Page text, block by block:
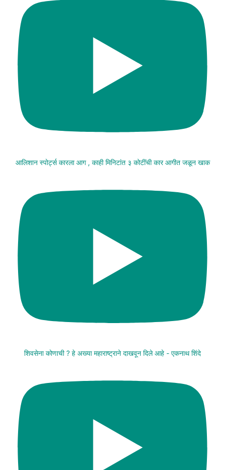
आलिशान स्पोर्ट्स कारला आग , काही मिनिटांत ३ कोटींची कार आगीत जळून खाक
शिवसेना कोणाची ? हे अख्या महाराष्ट्राने दाखवून दिले आहे - एकनाथ शिंदे